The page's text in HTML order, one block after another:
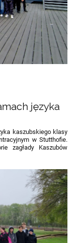
języka
kaszubskiego klasy
w Stutthofie.
zagłady Kaszubów